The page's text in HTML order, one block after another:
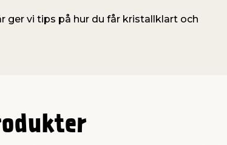
ger vi tips på hur du får kristallklart och